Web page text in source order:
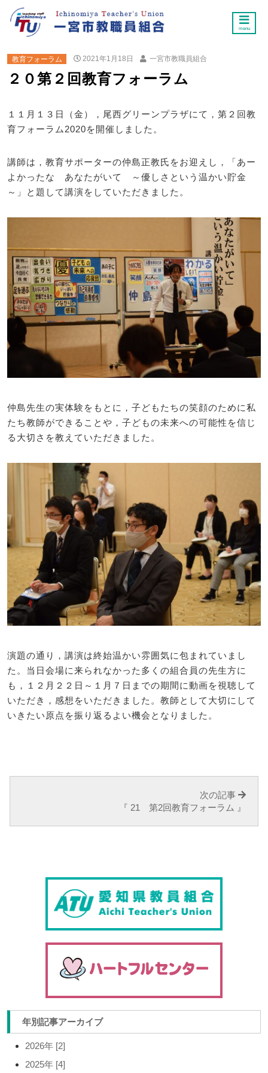
menu
教育フォーラム 2021年1月18日 一宮市教職員組合
２０第２回教育フォーラム
１１月１３日（金），尾西グリーンプラザにて，第２回教
育フォーラム2020を開催しました。
講師は，教育サポーターの仲島正教氏をお迎えし，「あー
よかったな あなたがいて ～優しさという温かい貯金
～」と題して講演をしていただきました。
仲島先生の実体験をもとに，子どもたちの笑顔のために私
たち教師ができることや，子どもの未来への可能性を信じ
る大切さを教えていただきました。
演題の通り，講演は終始温かい雰囲気に包まれていまし
た。当日会場に来られなかった多くの組合員の先生方に
も，１２月２２日～１月７日までの期間に動画を視聴して
いただき，感想をいただきました。教師として大切にして
いきたい原点を振り返るよい機会となりました。
次の記事
『 21 第2回教育フォーラム 』
年別記事アーカイブ
2026年 [2]
2025年 [4]